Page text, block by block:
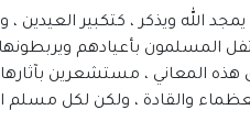
الله ويذكر ، كتكبير العيدين
المسلمون بأعيادهم
المعاني ، مستشعرين
والقادة ، ولكن لكل